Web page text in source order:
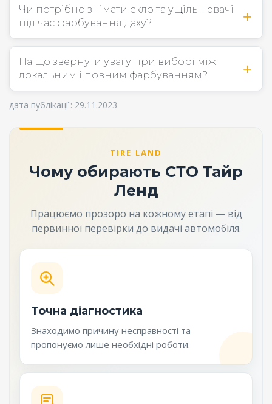
Чи потрібно знімати скло та ущільнювачі
під час фарбування даху?
На що звернути увагу при виборі між
локальним і повним фарбуванням?
дата публікації: 29.11.2023
TIRE LAND
Чому обирають СТО Тайр
Ленд
Працюємо прозоро на кожному етапі — від
первинної перевірки до видачі автомобіля.
Точна діагностика
Знаходимо причину несправності та
пропонуємо лише необхідні роботи.